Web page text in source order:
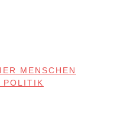
MENSCHEN
POLITIK